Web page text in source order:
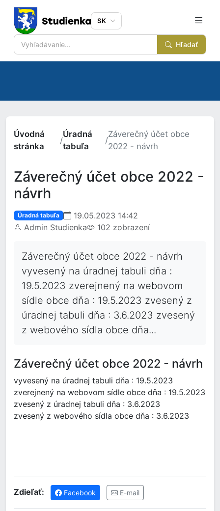
Hľadať
SK
Úvodná
stránka
/
Úradná
tabuľa
/
Záverečný účet obce
2022 - návrh
Záverečný účet obce 2022 -
návrh
Úradná tabuľa
19.05.2023 14:42
Admin Studienka
102 zobrazení
Záverečný účet obce 2022 - návrh
vyvesený na úradnej tabuli dňa :
19.5.2023 zverejnený na webovom
sídle obce dňa : 19.5.2023 zvesený z
úradnej tabuli dňa : 3.6.2023 zvesený
z webového sídla obce dňa...
Záverečný účet obce 2022 - návrh
vyvesený na úradnej tabuli dňa : 19.5.2023
zverejnený na webovom sídle obce dňa : 19.5.2023
zvesený z úradnej tabuli dňa : 3.6.2023
zvesený z webového sídla obce dňa : 3.6.2023
Zdieľať: Facebook E-mail